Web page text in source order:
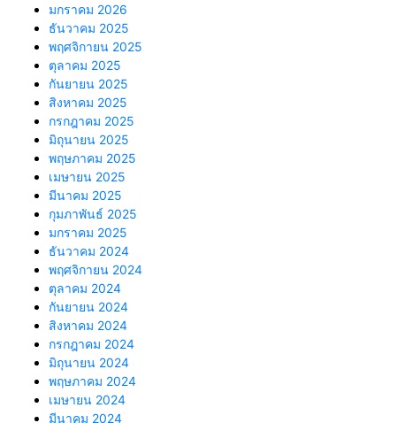
มกราคม 2026
ธันวาคม 2025
พฤศจิกายน 2025
ตุลาคม 2025
กันยายน 2025
สิงหาคม 2025
กรกฎาคม 2025
มิถุนายน 2025
พฤษภาคม 2025
เมษายน 2025
มีนาคม 2025
กุมภาพันธ์ 2025
มกราคม 2025
ธันวาคม 2024
พฤศจิกายน 2024
ตุลาคม 2024
กันยายน 2024
สิงหาคม 2024
กรกฎาคม 2024
มิถุนายน 2024
พฤษภาคม 2024
เมษายน 2024
มีนาคม 2024